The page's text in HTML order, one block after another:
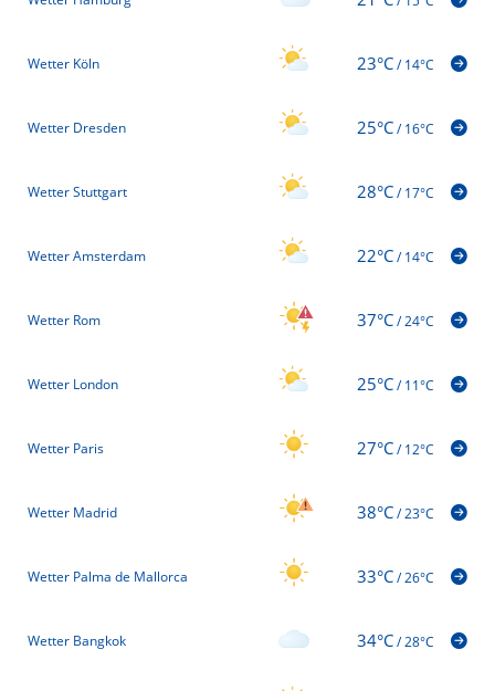
Wetter Köln 23°C/14°C
Wetter Dresden 25°C/16°C
Wetter Stuttgart 28°C/17°C
Wetter Amsterdam 22°C/14°C
Wetter Rom 37°C/24°C
Wetter London 25°C/11°C
Wetter Paris 27°C/12°C
Wetter Madrid 38°C/23°C
Wetter Palma de Mallorca 33°C/26°C
Wetter Bangkok 34°C/28°C